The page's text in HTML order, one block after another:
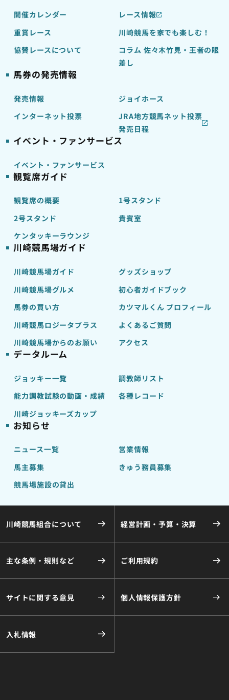
開催カレンダー
レース情報
重賞レース
川崎競馬を家でも楽しむ！
協賛レースについて
コラム 佐々木竹見・王者の眼
差し
馬券の発売情報
発売情報
ジョイホース
インターネット投票
JRA地方競馬ネット投票
発売日程
イベント・ファンサービス
イベント・ファンサービス
観覧席ガイド
観覧席の概要
1号スタンド
2号スタンド
貴賓室
ケンタッキーラウンジ
川崎競馬場ガイド
川崎競馬場ガイド
グッズショップ
川崎競馬場グルメ
初心者ガイドブック
馬券の買い方
カツマルくん プロフィール
川崎競馬ロジータブラス
よくあるご質問
川崎競馬場からのお願い
アクセス
データルーム
ジョッキー一覧
調教師リスト
能力調教試験の動画・成績
各種レコード
川崎ジョッキーズカップ
お知らせ
ニュース一覧
営業情報
馬主募集
きゅう務員募集
競馬場施設の貸出
川崎競馬組合について 経営計画・予算・決算
主な条例・規則など ご利用規約
サイトに関する意見 個人情報保護方針
入札情報